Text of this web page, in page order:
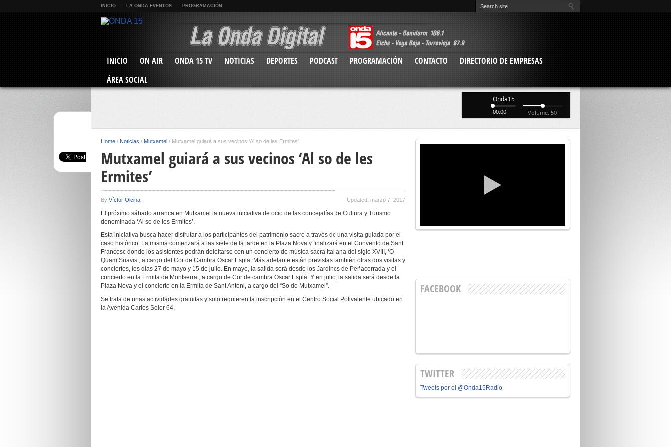
INICIO LA ONDA EVENTOS PROGRAMACIÓN
INICIO ON AIR ONDA 15 TV NOTICIAS DEPORTES PODCAST PROGRAMACIÓN CONTACTO
DIRECTORIO DE EMPRESAS
ÁREA SOCIAL
Onda15
00:00 Volume: 50
Home / Noticias / Mutxamel / Mutxamel guiará a sus vecinos ‘Al so de les Ermites’
Mutxamel guiará a sus vecinos ‘Al so de les
Ermites’
By Víctor Olcina Updated: marzo 7, 2017
El próximo sábado arranca en Mutxamel la nueva iniciativa de ocio de las concejalías de Cultura y Turismo
denominada ‘Al so de les Ermites’.
Esta iniciativa busca hacer disfrutar a los participantes del patrimonio sacro a través de una visita guiada por el
caso histórico. La misma comenzará a las siete de la tarde en la Plaza Nova y finalizará en el Convento de Sant
Francesc donde los asistentes podrán deleitarse con un concierto de música sacra italiana del siglo XVIII, ‘O
Quam Suavis’, a cargo del Cor de Cambra Oscar Espla. Más adelante están previstas también otras dos visitas y
conciertos, los días 27 de mayo y 15 de julio. En mayo, la salida será desde los Jardines de Peñacerrada y el
concierto en la Ermita de Montserrat, a cargo de Cor de cambra Oscar Esplà. Y en julio, la salida será desde la
Plaza Nova y el concierto en la Ermita de Sant Antoni, a cargo del “So de Mutxamel”.
Se trata de unas actividades gratuitas y solo requieren la inscripción en el Centro Social Polivalente ubicado en
la Avenida Carlos Soler 64.
FACEBOOK
TWITTER
Tweets por el @Onda15Radio.